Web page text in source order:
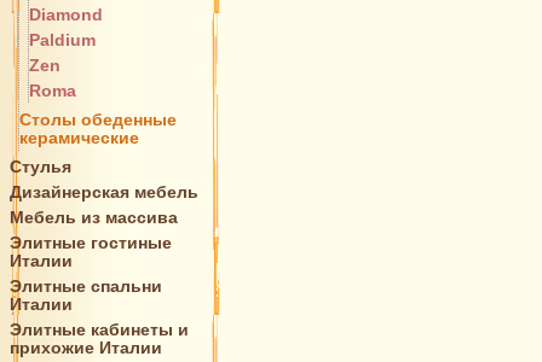
Diamond
Paldium
Zen
Roma
Столы обеденные
керамические
Стулья
Дизайнерская мебель
Мебель из массива
Элитные гостиные
Италии
Элитные спальни
Италии
Элитные кабинеты и
прихожие Италии